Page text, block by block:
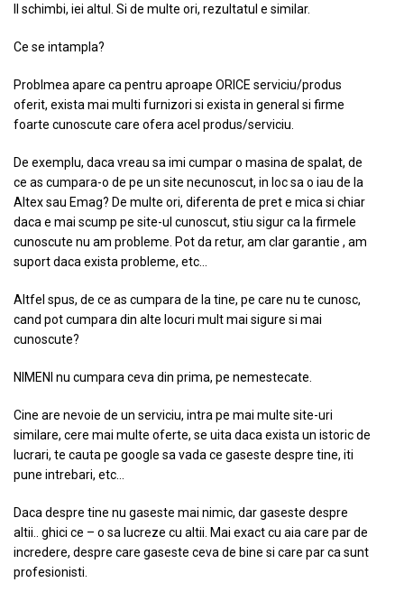
Il schimbi, iei altul. Si de multe ori, rezultatul e similar.
Ce se intampla?
Problmea apare ca pentru aproape ORICE serviciu/produs
oferit, exista mai multi furnizori si exista in general si firme
foarte cunoscute care ofera acel produs/serviciu.
De exemplu, daca vreau sa imi cumpar o masina de spalat, de
ce as cumpara-o de pe un site necunoscut, in loc sa o iau de la
Altex sau Emag? De multe ori, diferenta de pret e mica si chiar
daca e mai scump pe site-ul cunoscut, stiu sigur ca la firmele
cunoscute nu am probleme. Pot da retur, am clar garantie , am
suport daca exista probleme, etc…
Altfel spus, de ce as cumpara de la tine, pe care nu te cunosc,
cand pot cumpara din alte locuri mult mai sigure si mai
cunoscute?
NIMENI nu cumpara ceva din prima, pe nemestecate.
Cine are nevoie de un serviciu, intra pe mai multe site-uri
similare, cere mai multe oferte, se uita daca exista un istoric de
lucrari, te cauta pe google sa vada ce gaseste despre tine, iti
pune intrebari, etc…
Daca despre tine nu gaseste mai nimic, dar gaseste despre
altii.. ghici ce – o sa lucreze cu altii. Mai exact cu aia care par de
incredere, despre care gaseste ceva de bine si care par ca sunt
profesionisti.